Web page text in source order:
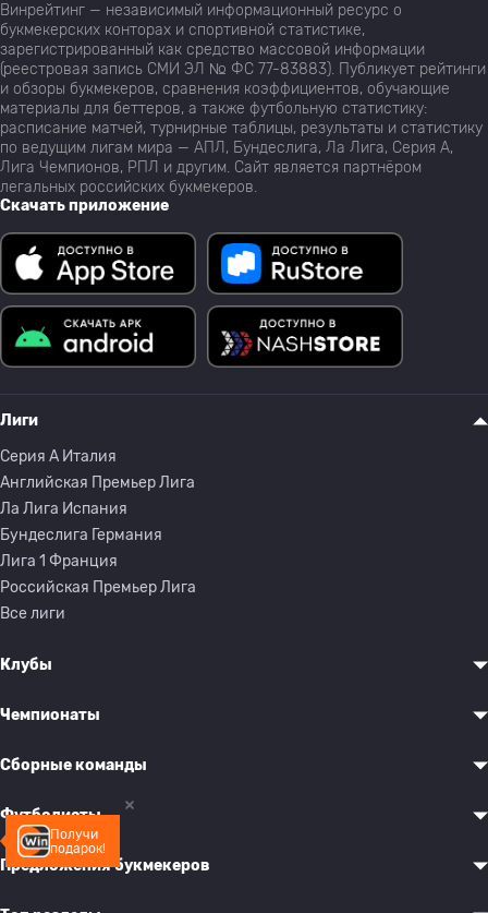
Получи
подарок!
Винрейтинг — независимый информационный ресурс о
букмекерских конторах и спортивной статистике,
зарегистрированный как средство массовой информации
(реестровая запись СМИ ЭЛ № ФС 77-83883). Публикует рейтинги
и обзоры букмекеров, сравнения коэффициентов, обучающие
материалы для беттеров, а также футбольную статистику:
расписание матчей, турнирные таблицы, результаты и статистику
по ведущим лигам мира — АПЛ, Бундеслига, Ла Лига, Серия А,
Лига Чемпионов, РПЛ и другим. Сайт является партнёром
легальных российских букмекеров.
Скачать приложение
Лиги
Серия A Италия
Английская Премьер Лига
Ла Лига Испания
Бундеслига Германия
Лига 1 Франция
Российская Премьер Лига
Все лиги
Клубы
Чемпионаты
Сборные команды
Футболисты
Предложения букмекеров